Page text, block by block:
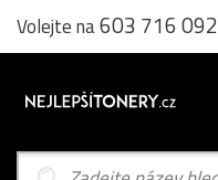
Volejte na603 716 092